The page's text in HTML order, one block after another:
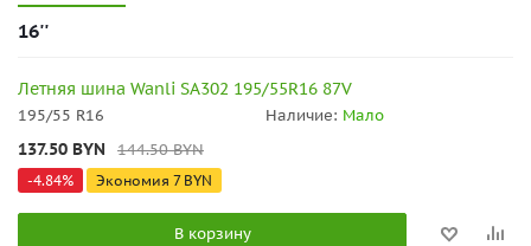
16''
Летняя шина Wanli SA302 195/55R16 87V
195/55 R16 Наличие: Мало
137.50 BYN 144.50BYN
-4.84% Экономия 7BYN
В корзину